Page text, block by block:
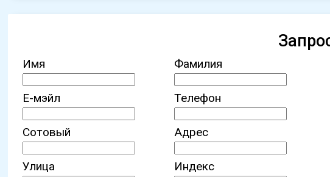
Имя Фамилия
Е-мэйл Телефон
Сотовый Адрес
Улица Индекс